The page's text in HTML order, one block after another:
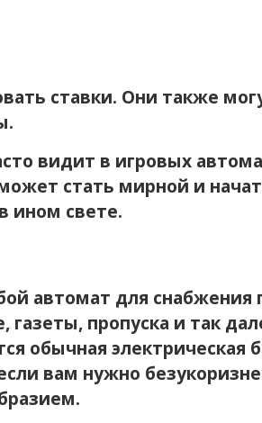
ставки. Они также
видит в игровых
стать мирной и
ином свете.
автомат для снабжения
газеты, пропуска и так
обычная
вам нужно